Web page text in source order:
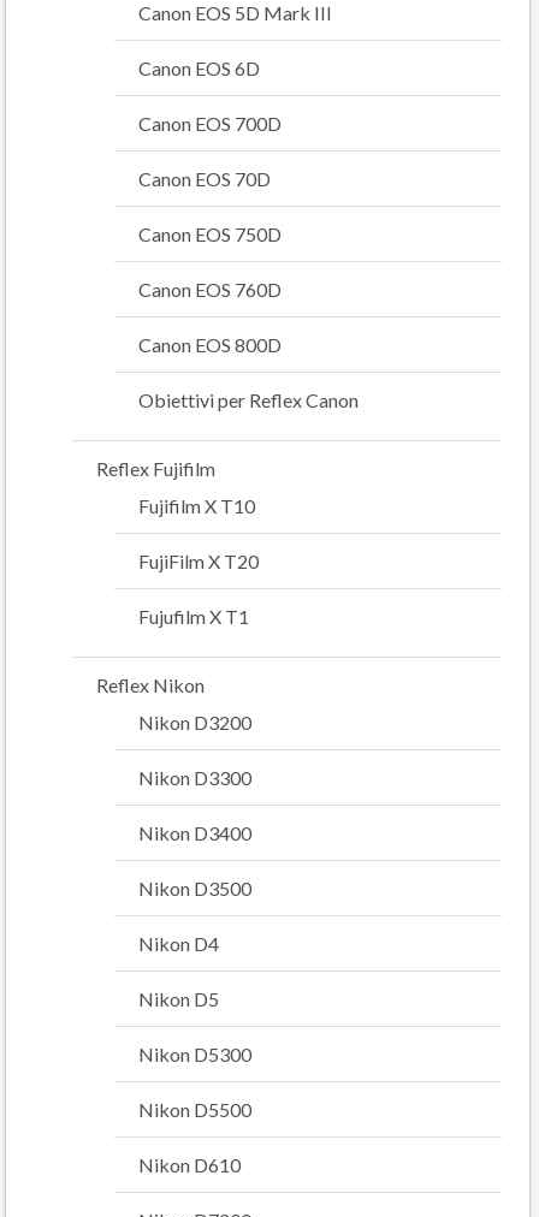
Canon EOS 5D Mark III
Canon EOS 6D
Canon EOS 700D
Canon EOS 70D
Canon EOS 750D
Canon EOS 760D
Canon EOS 800D
Obiettivi per Reflex Canon
Reflex Fujifilm
Fujifilm X T10
FujiFilm X T20
Fujufilm X T1
Reflex Nikon
Nikon D3200
Nikon D3300
Nikon D3400
Nikon D3500
Nikon D4
Nikon D5
Nikon D5300
Nikon D5500
Nikon D610